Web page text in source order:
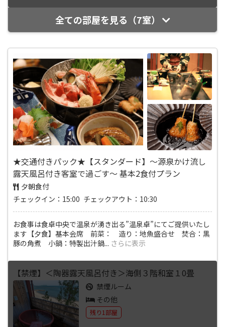
全ての部屋を見る（7室）
★交通付きパック★【スタンダード】～源泉かけ流し
露天風呂付き客室で過ごす～ 基本2食付プラン
夕朝食付
チェックイン：15:00 チェックアウト：10:30
お食事は食卓中央で温泉が湧き出る”温泉卓”にてご提供いたし
ます【夕食】基本会席 前菜： 造り：地魚盛合せ 焚合：黒
豚の角煮 小鍋：特製出汁鍋... さらに表示
【禁煙】＜陶器露天風呂付き＞海側３階和室１0畳
禁煙ルーム
その他
残り1部屋